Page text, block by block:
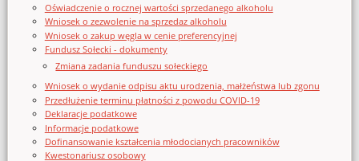
Oświadczenie o rocznej wartości sprzedanego alkoholu
Wniosek o zezwolenie na sprzedaz alkoholu
Wniosek o zakup węgla w cenie preferencyjnej
Fundusz Sołecki - dokumenty
Zmiana zadania funduszu sołeckiego
Wniosek o wydanie odpisu aktu urodzenia, małżeństwa lub zgonu
Przedłużenie terminu płatności z powodu COVID-19
Deklaracje podatkowe
Informacje podatkowe
Dofinansowanie kształcenia młodocianych pracowników
Kwestonariusz osobowy